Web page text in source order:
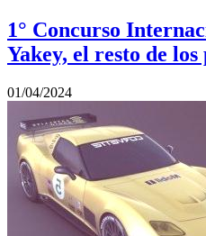
1° Concurso
Yakey, el resto de los
01/04/2024